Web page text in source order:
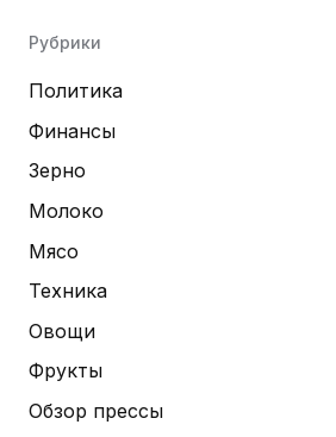
Рубрики
Политика
Финансы
Зерно
Молоко
Мясо
Техника
Овощи
Фрукты
Обзор прессы